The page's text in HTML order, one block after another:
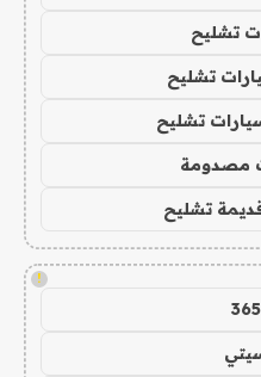
تشليح
تشليح
تشليح
مصدومة
تشليح
!